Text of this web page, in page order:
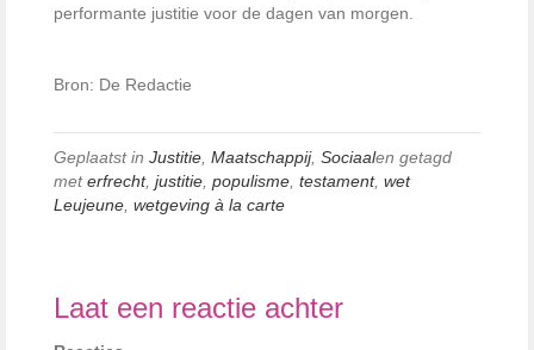
performante justitie voor de dagen van morgen.
Bron: De Redactie
Geplaatst in Justitie Maatschappij, Sociaalen getagd
meterfrecht, justitie populisme testament, wet
Leujeune wetgeving à la carte
Laat een reactie achter